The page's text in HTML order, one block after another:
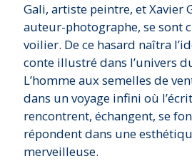
Gali, artiste peintre, et Xavier
auteur-photographe, se sont
voilier. De ce hasard naîtra
conte illustré dans l’univers
L’homme aux semelles de
dans un voyage infini où
rencontrent, échangent, se
répondent dans une
merveilleuse.